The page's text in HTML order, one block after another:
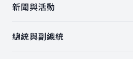
新聞與活動
總統與副總統